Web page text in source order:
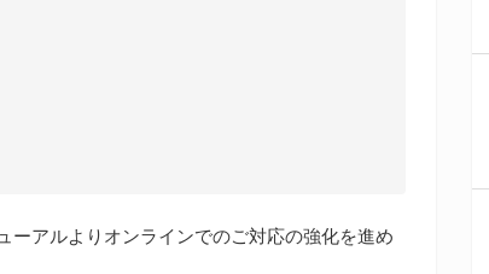
アルよりオンラインでのご対応の強化を進め